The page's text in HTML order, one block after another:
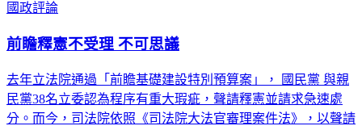
國政評論
前瞻釋憲不受理 不可思議
去年立法院通過「前瞻基礎建設特別預算案」， 國民黨 與親
民黨38名立委認為程序有重大瑕疵，聲請釋憲並請求急速處
分。而今，司法院依照《司法院大法官審理案件法》，以聲請